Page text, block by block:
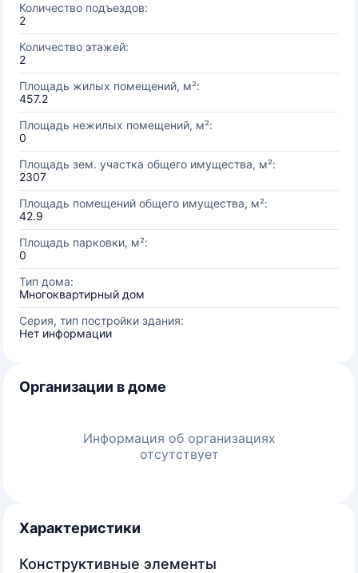
Количество подъездов:
2
Количество этажей:
2
Площадь жилых помещений, м²:
457.2
Площадь нежилых помещений, м²:
0
Площадь зем. участка общего имущества, м²:
2307
Площадь помещений общего имущества, м²:
42.9
Площадь парковки, м²:
0
Тип дома:
Многоквартирный дом
Серия, тип постройки здания:
Нет информации
Организации в доме
Информация об организациях
отсутствует
Характеристики
Конструктивные элементы